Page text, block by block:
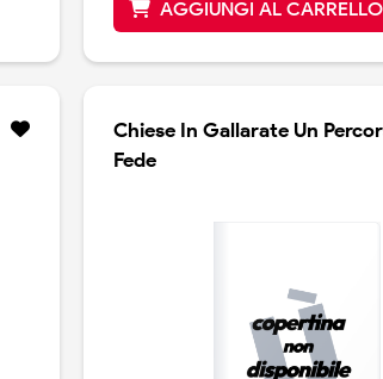
AGGIUNGI AL CARRELLO
Chiese In Gallarate Un
Fede